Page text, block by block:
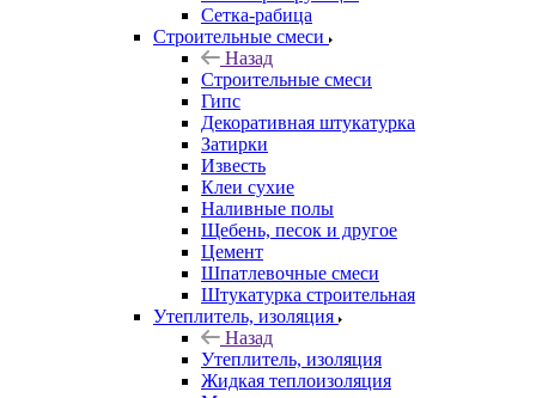
Сетка-рабица
Строительные смеси
Назад
Строительные смеси
Гипс
Декоративная штукатурка
Затирки
Известь
Клеи сухие
Наливные полы
Щебень, песок и другое
Цемент
Шпатлевочные смеси
Штукатурка строительная
Утеплитель, изоляция
Назад
Утеплитель, изоляция
Жидкая теплоизоляция